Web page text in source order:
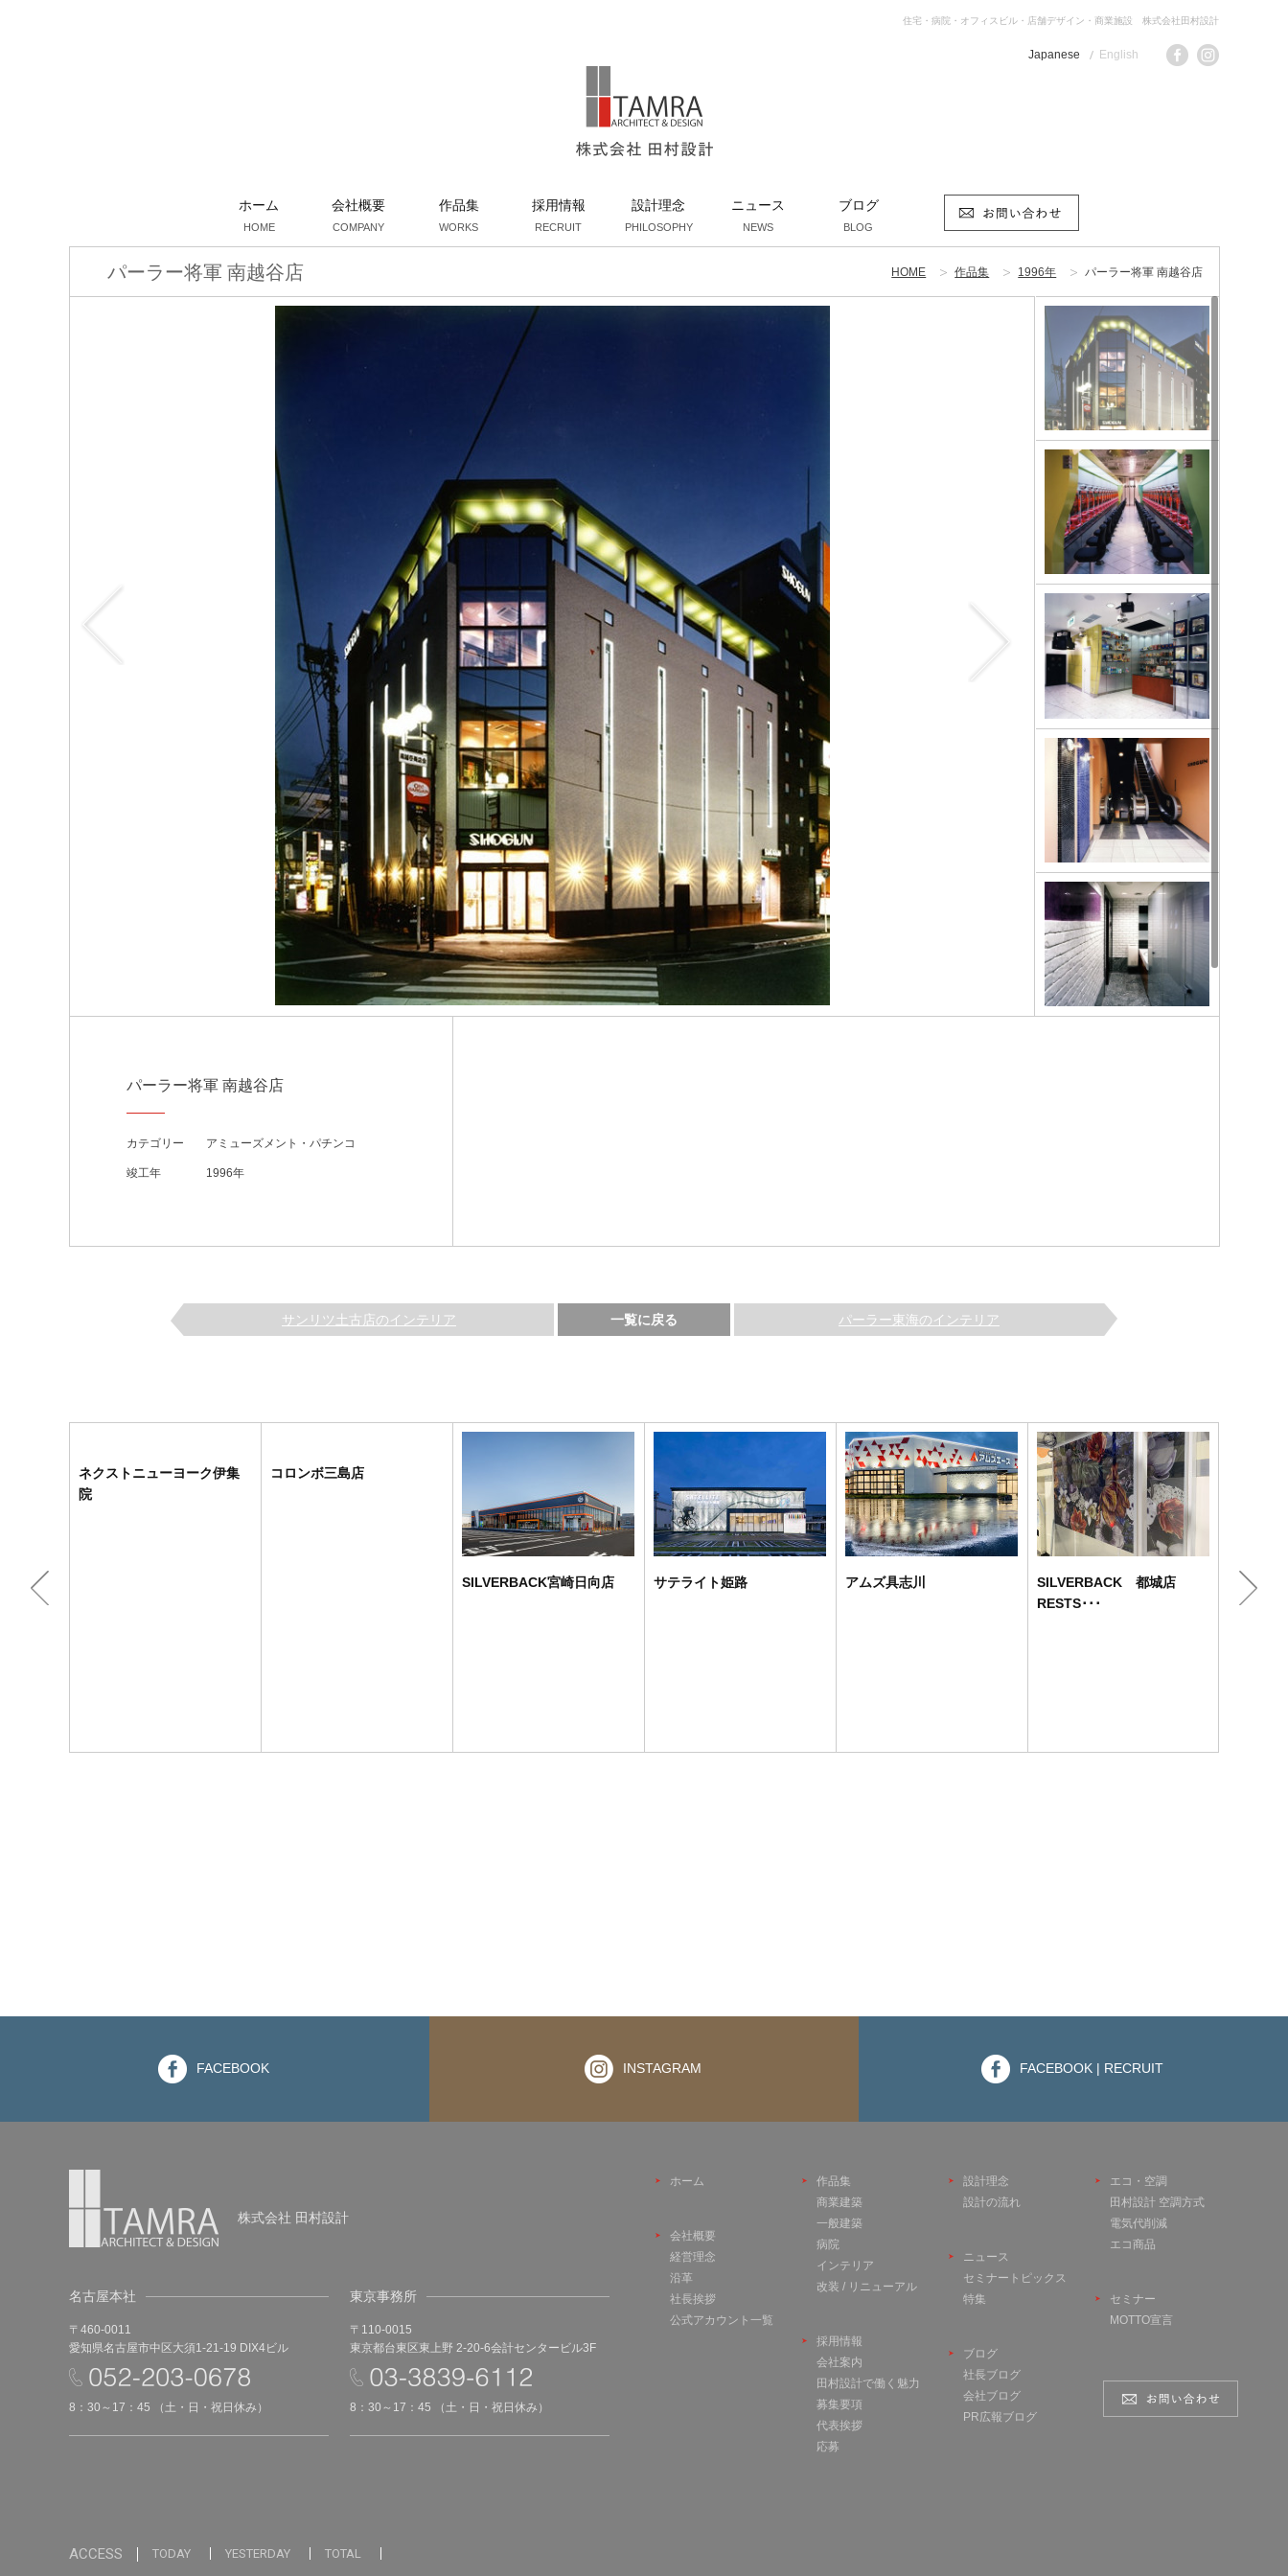
住宅・病院・オフィスビル・店舗デザイン・商業施設 株式会社田村設計
Japanese English
ホーム
HOME
会社概要
COMPANY
作品集
WORKS
採用情報
RECRUIT
設計理念
PHILOSOPHY
ニュース
NEWS
ブログ
BLOG
パーラー将軍 南越谷店 HOME 作品集 1996年 パーラー将軍 南越谷店
パーラー将軍 南越谷店
カテゴリー アミューズメント・パチンコ
竣工年 1996年
サンリツ土古店のインテリア 一覧に戻る パーラー東海のインテリア
ネクストニューヨーク伊集
院
コロンボ三島店
SILVERBACK宮崎日向店 サテライト姫路 アムズ具志川
SILVERBACK 都城店
RESTS･･･
シルバ
FACEBOOK INSTAGRAM FACEBOOK | RECRUIT
株式会社 田村設計
名古屋本社
〒460-0011
愛知県名古屋市中区大須1-21-19 DIX4ビル
8：30～17：45 （土・日・祝日休み）
東京事務所
〒110-0015
東京都台東区東上野 2-20-6会計センタービル3F
8：30～17：45 （土・日・祝日休み）
ホーム
会社概要
経営理念
沿革
社長挨拶
公式アカウント一覧
作品集
商業建築
一般建築
病院
インテリア
改装 / リニューアル
採用情報
会社案内
田村設計で働く魅力
募集要項
代表挨拶
応募
設計理念
設計の流れ
ニュース
セミナートピックス
特集
ブログ
社長ブログ
会社ブログ
PR広報ブログ
エコ・空調
田村設計 空調方式
電気代削減
エコ商品
セミナー
MOTTO宣言
ACCESS TODAY YESTERDAY TOTAL